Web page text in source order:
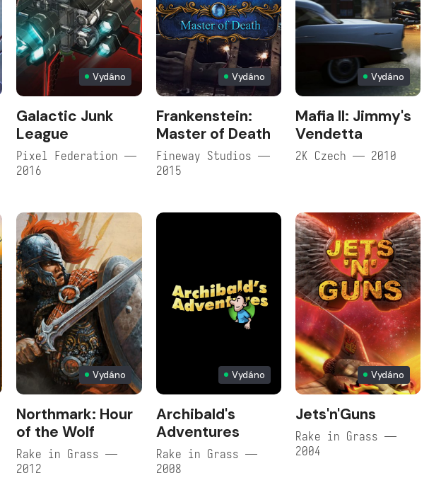
Vydáno
Galactic Junk
League
Pixel Federation —
2016
Vydáno
Frankenstein:
Master of Death
Fineway Studios —
2015
Vydáno
Mafia II: Jimmy's
Vendetta
2K Czech — 2010
Vydáno
Northmark: Hour
of the Wolf
Rake in Grass —
2012
Vydáno
Archibald's
Adventures
Rake in Grass —
2008
Vydáno
Jets'n'Guns
Rake in Grass —
2004